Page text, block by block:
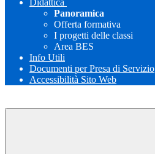
Didattica
Panoramica
Offerta formativa
I progetti delle classi
Area BES
Info Utili
Documenti per Presa di Servizio
Accessibilità Sito Web